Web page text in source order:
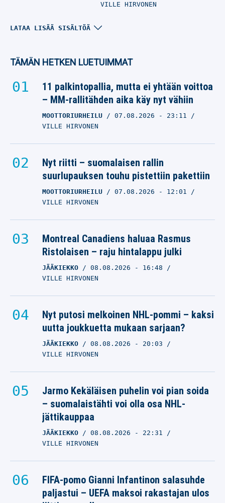
VILLE HIRVONEN
Valtteri Bottaksen
tulikuuma nimi – ”Kaikki
hänet”
SAUBER
09.09.2025- 09:02
Mitä ihmettä Valtteri
Bottaksen korvaajalle
tapahtui?
SAUBER
Blick: Ferrarilla on
todellinen yllätysnimi
Lewis Hamiltonin
SAUBER
KARI AHO
F1-talli joutuu
SAUBER
OTTO PALOJÄRVI
LATAA LISÄÄ SISÄLTÖÄ
TÄMÄN HETKEN LUETUIMMAT
11 palkintopallia, mutta ei yhtään voittoa
– MM-rallitähden aika käy nyt vähiin
MOOTTORIURHEILU 07.08.2026 - 23:11
VILLE HIRVONEN
Nyt riitti – suomalaisen rallin
suurlupauksen touhu pistettiin pakettiin
MOOTTORIURHEILU 07.08.2026 - 12:01
VILLE HIRVONEN
Montreal Canadiens haluaa Rasmus
Ristolaisen – raju hintalappu julki
JÄÄKIEKKO 08.08.2026 - 16:48
VILLE HIRVONEN
Nyt putosi melkoinen NHL-pommi – kaksi
uutta joukkuetta mukaan sarjaan?
JÄÄKIEKKO 08.08.2026 - 20:03
VILLE HIRVONEN
Jarmo Kekäläisen puhelin voi pian soida
– suomalaistähti voi olla osa NHL-
jättikauppaa
JÄÄKIEKKO 08.08.2026 - 22:31
VILLE HIRVONEN
FIFA-pomo Gianni Infantinon salasuhde
paljastui – UEFA maksoi rakastajan ulos